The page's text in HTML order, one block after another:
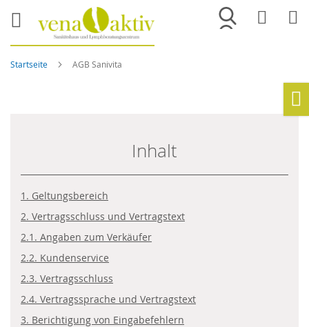
Merkliste
Startseite AGB Sanivita
Inhalt
1. Geltungsbereich
2. Vertragsschluss und Vertragstext
2.1. Angaben zum Verkäufer
2.2. Kundenservice
2.3. Vertragsschluss
2.4. Vertragssprache und Vertragstext
3. Berichtigung von Eingabefehlern